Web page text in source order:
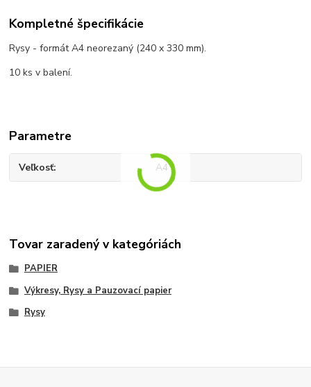
Kompletné špecifikácie
Rysy - formát A4 neorezaný (240 x 330 mm).
10 ks v balení.
Parametre
Veľkosť A4
Tovar zaradený v kategóriách
PAPIER
Výkresy, Rysy a Pauzovací papier
Rysy